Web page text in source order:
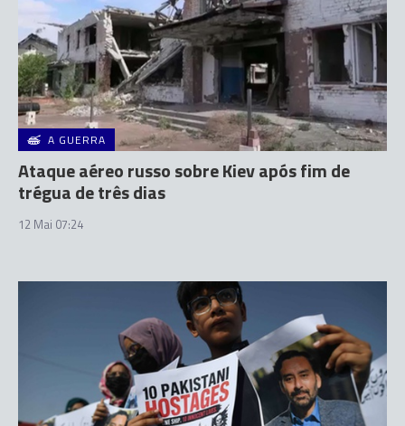
A GUERRA
Ataque aéreo russo sobre Kiev após fim de
trégua de três dias
12 Mai 07:24